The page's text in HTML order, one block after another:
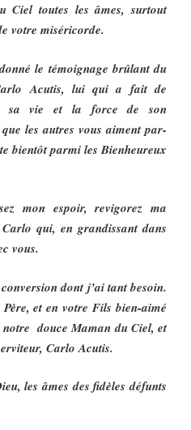
Ciel toutes les âmes, surtout
votre miséricorde.
le témoignage brûlant du
Acutis, lui qui a fait de
sa vie et la force de son
les autres vous aiment par-
bientôt parmi les Bienheureux
mon espoir, revigorez ma
qui, en grandissant dans
vous.
dont j’ai tant besoin.
et en votre Fils bien-aimé
douce Maman du Ciel, et
Carlo Acutis.
les âmes des fidèles défunts